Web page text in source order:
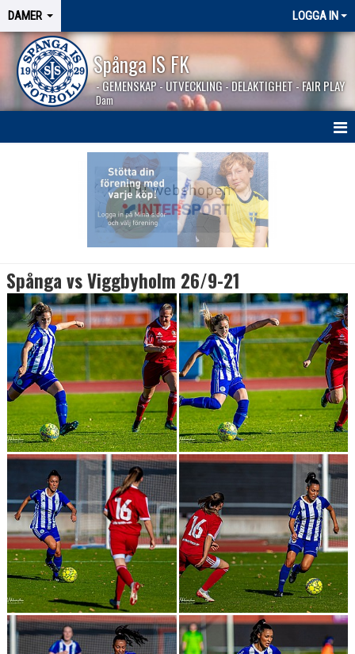
DAMER LOGGA IN
Spånga IS FK
- GEMENSKAP - UTVECKLING - DELAKTIGHET - FAIR PLAY
Dam
MATCHER
BILDGALLERI
KONTAKT
DOKUMENT
TIDIGARE SÄSONGER
Spånga vs Viggbyholm 26/9-21